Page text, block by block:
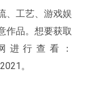
、工艺、游戏娱
作品。想要获取
进行查看：
。